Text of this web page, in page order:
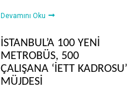
Devamını Oku
İSTANBUL’A 100 YENİ
METROBÜS, 500
ÇALIŞANA ‘İETT KADROSU’
MÜJDESİ